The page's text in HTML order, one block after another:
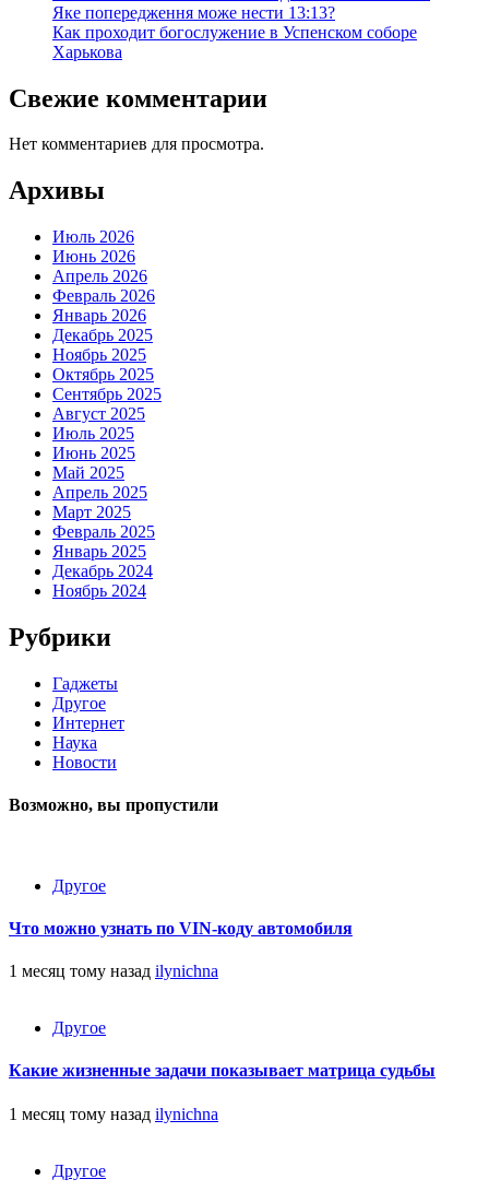
Яке попередження може нести 13:13?
Как проходит богослужение в Успенском соборе
Харькова
Свежие комментарии
Нет комментариев для просмотра.
Архивы
Июль 2026
Июнь 2026
Апрель 2026
Февраль 2026
Январь 2026
Декабрь 2025
Ноябрь 2025
Октябрь 2025
Сентябрь 2025
Август 2025
Июль 2025
Июнь 2025
Май 2025
Апрель 2025
Март 2025
Февраль 2025
Январь 2025
Декабрь 2024
Ноябрь 2024
Рубрики
Гаджеты
Другое
Интернет
Наука
Новости
Возможно, вы пропустили
Другое
Что можно узнать по VIN-коду автомобиля
1 месяц тому назад ilynichna
Другое
Какие жизненные задачи показывает матрица судьбы
1 месяц тому назад ilynichna
Другое